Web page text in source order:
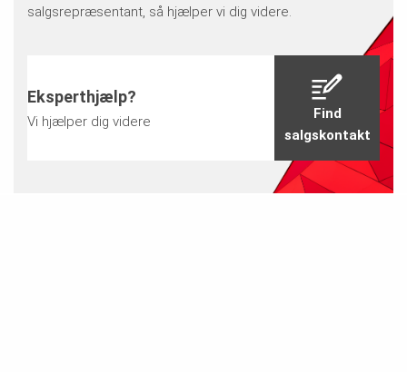
salgsrepræsentant, så hjælper vi dig videre.
Eksperthjælp?
Vi hjælper dig videre
Find
salgskontakt